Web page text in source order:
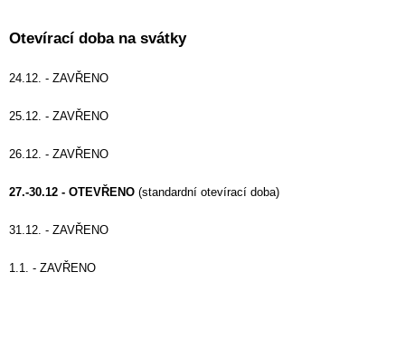
Páteřáky
Otevírací doba na svátky
24.12. - ZAVŘENO
25.12. - ZAVŘENO
26.12. - ZAVŘENO
27.-30.12 - OTEVŘENO (standardní otevírací doba)
31.12. - ZAVŘENO
1.1. - ZAVŘENO